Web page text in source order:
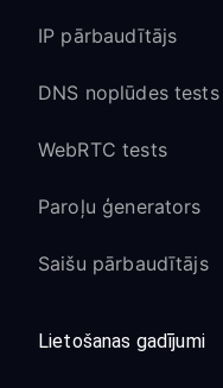
IP pārbaudītājs
DNS noplūdes tests
WebRTC tests
Paroļu ģenerators
Saišu pārbaudītājs
Lietošanas gadījumi